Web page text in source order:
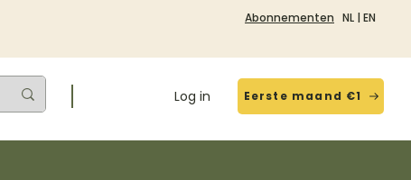
Abonnementen NL | EN
Log in Eerste maand €1